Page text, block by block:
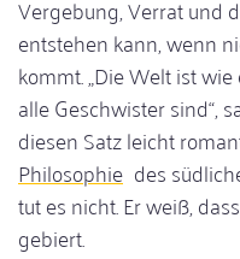
Vergebung, Verrat und
entstehen kann, wenn
kommt. „Die Welt ist
alle Geschwister sind“,
diesen Satz leicht
Philosophie des
tut es nicht. Er weiß,
gebiert.